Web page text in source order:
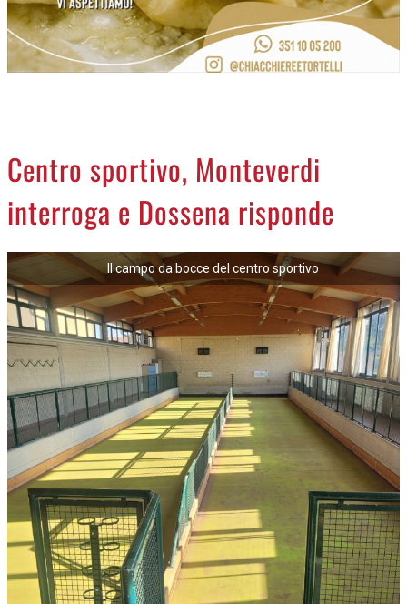
ACCEDI
Centro sportivo, Monteverdi
interroga e Dossena risponde
Il campo da bocce del centro sportivo